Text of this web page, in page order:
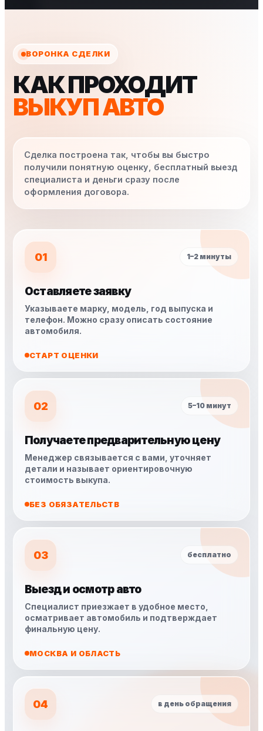
ВОРОНКА СДЕЛКИ
КАК ПРОХОДИТ
ВЫКУП АВТО
Сделка построена так, чтобы вы быстро
получили понятную оценку, бесплатный выезд
специалиста и деньги сразу после
оформления договора.
01 1–2 минуты
Оставляете заявку
Указываете марку, модель, год выпуска и
телефон. Можно сразу описать состояние
автомобиля.
СТАРТ ОЦЕНКИ
02 5–10 минут
Получаете предварительную цену
Менеджер связывается с вами, уточняет
детали и называет ориентировочную
стоимость выкупа.
БЕЗ ОБЯЗАТЕЛЬСТВ
03 бесплатно
Выезд и осмотр авто
Специалист приезжает в удобное место,
осматривает автомобиль и подтверждает
финальную цену.
МОСКВА И ОБЛАСТЬ
04 в день обращения